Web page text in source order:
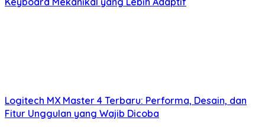
Logitech MX Master 4 Terbaru: Performa, Desain, dan
Fitur Unggulan yang Wajib Dicoba